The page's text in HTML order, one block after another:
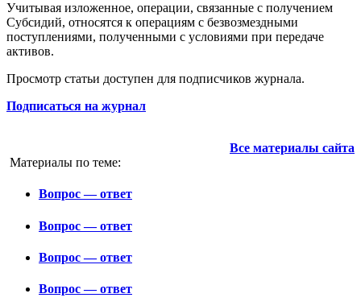
Учитывая изложенное, операции, связанные с получением
Субсидий, относятся к операциям с безвозмездными
поступлениями, полученными с условиями при передаче
активов.
Просмотр статьи доступен для подписчиков журнала.
Подписаться на журнал
Все материалы сайта
Материалы по теме:
Вопрос — ответ
Вопрос — ответ
Вопрос — ответ
Вопрос — ответ